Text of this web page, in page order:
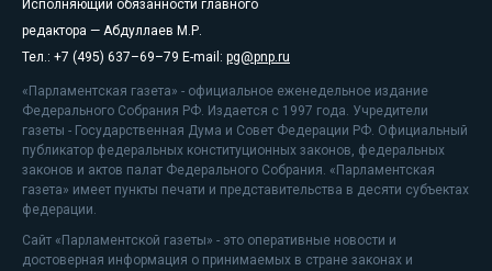
Исполняющий обязанности главного
редактора — Абдуллаев М.Р.
Тел.: +7 (495) 637–69–79 E-mail: pg@pnp.ru
«Парламентская газета» - официальное еженедельное издание
Федерального Собрания РФ. Издается с 1997 года. Учредители
газеты - Государственная Дума и Совет Федерации РФ. Официальный
публикатор федеральных конституционных законов, федеральных
законов и актов палат Федерального Собрания. «Парламентская
газета» имеет пункты печати и представительства в десяти субъектах
федерации.
Сайт «Парламентской газеты» - это оперативные новости и
достоверная информация о принимаемых в стране законах и